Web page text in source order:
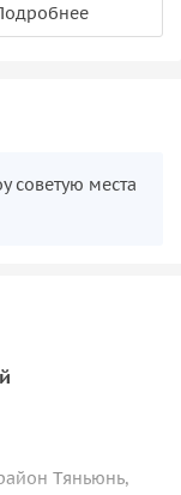
советую места
Тяньюнь,